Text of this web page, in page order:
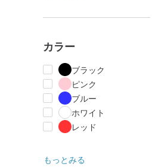
カラー
ブラック
ピンク
ブルー
ホワイト
レッド
もっとみる